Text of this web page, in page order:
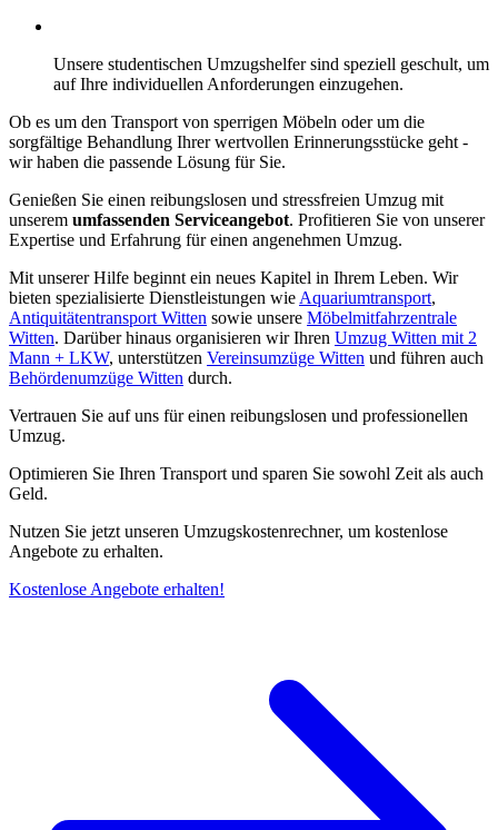
Unsere studentischen Umzugshelfer sind speziell geschult, um
auf Ihre individuellen Anforderungen einzugehen.
Ob es um den Transport von sperrigen Möbeln oder um die
sorgfältige Behandlung Ihrer wertvollen Erinnerungsstücke geht -
wir haben die passende Lösung für Sie.
Genießen Sie einen reibungslosen und stressfreien Umzug mit
unserem umfassenden Serviceangebot. Profitieren Sie von unserer
Expertise und Erfahrung für einen angenehmen Umzug.
Mit unserer Hilfe beginnt ein neues Kapitel in Ihrem Leben. Wir
bieten spezialisierte Dienstleistungen wie Aquariumtransport,
Antiquitätentransport Witten sowie unsere Möbelmitfahrzentrale
Witten. Darüber hinaus organisieren wir Ihren Umzug Witten mit 2
Mann + LKW, unterstützen Vereinsumzüge Witten und führen auch
Behördenumzüge Witten durch.
Vertrauen Sie auf uns für einen reibungslosen und professionellen
Umzug.
Optimieren Sie Ihren Transport und sparen Sie sowohl Zeit als auch
Geld.
Nutzen Sie jetzt unseren Umzugskostenrechner, um kostenlose
Angebote zu erhalten.
Kostenlose Angebote erhalten!